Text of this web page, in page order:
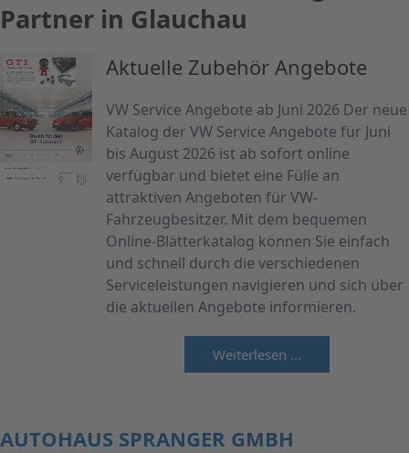
Partner in Glauchau
Aktuelle Zubehör Angebote
VW Service Angebote ab Juni 2026 Der neue
Katalog der VW Service Angebote für Juni
bis August 2026 ist ab sofort online
verfügbar und bietet eine Fülle an
attraktiven Angeboten für VW-
Fahrzeugbesitzer. Mit dem bequemen
Online-Blätterkatalog können Sie einfach
und schnell durch die verschiedenen
Serviceleistungen navigieren und sich über
die aktuellen Angebote informieren.
Weiterlesen …
AUTOHAUS SPRANGER GMBH